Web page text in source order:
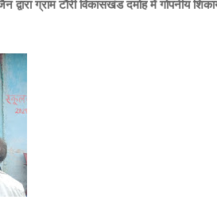
ग्राम टौरी विकासखंड दमोह में गोपनीय